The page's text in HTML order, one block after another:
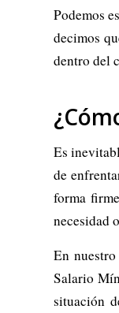
Podemos
decimos
dentro del
Es
de
forma
necesidad
En
Salario
situación